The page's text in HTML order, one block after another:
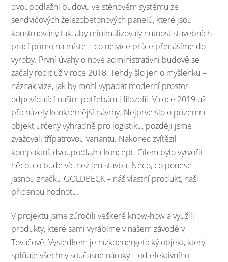
dvoupodlažní budovu ve stěnovém systému ze
sendvičových železobetonových panelů, které jsou
konstruovány tak, aby minimalizovaly nutnost stavebních
prací přímo na místě – co nejvíce práce přenášíme do
výroby. První úvahy o nové administrativní budově se
začaly rodit už v roce 2018. Tehdy šlo jen o myšlenku –
náznak vize, jak by mohl vypadat moderní prostor
odpovídající našim potřebám i filozofii. V roce 2019 už
přicházely konkrétnější návrhy. Nejprve šlo o přízemní
objekt určený výhradně pro logistiku, později jsme
zvažovali třípatrovou variantu. Nakonec zvítězil
kompaktní, dvoupodlažní koncept. Cílem bylo vytvořit
něco, co bude víc než jen stavba. Něco, co ponese
jasnou značku GOLDBECK – náš vlastní produkt, naši
přidanou hodnotu.
V projektu jsme zúročili veškeré know-how a využili
produkty, které sami vyrábíme v našem závodě v
Tovačově. Výsledkem je nízkoenergetický objekt, který
splňuje všechny současné nároky – od efektivního